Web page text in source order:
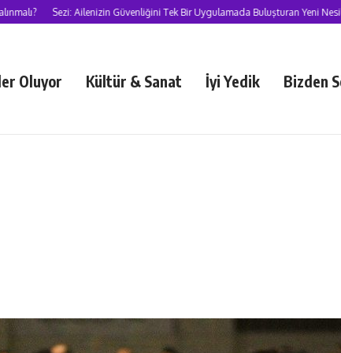
Sezi: Ailenizin Güvenliğini Tek Bir Uygulamada Buluşturan Yeni Nesil Süper
Oluyor Kültür & Sanat İyi Yedik Bizden